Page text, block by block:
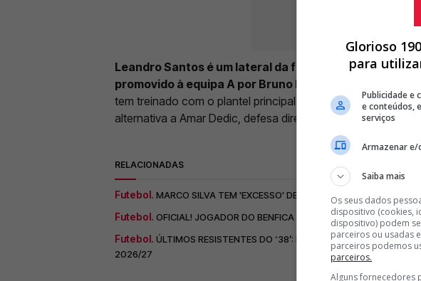
Leandro Santos é um lateral da formação do Benfica
promovido à equipa A por Bruno Lage.
tem treinado com o plantel principal desde a lesão de
alternativa a Amar Dedic, defesa direito contratado neste
RELACIONADAS
Futebol. MARCO SILVA TEM 'EXCESSO' DE OPÇÕES E BENFICA
Futebol. OFICIAL! JOGADOR DO BENFICA É CHAMADO À SELEÇÃO,
Futebol. ÚLTIMOS RESISTENTES DO ‘38’: DEPOIS DE OTAMENDI,
2026/27
Glorioso
para
Publicidade e
e conteúdos,
serviços
Armazenar e/
Saiba mais
Os seus dados
dispositivo (cookies,
dispositivo) podem
parceiros ou usadas
parceiros podemos
parceiros.
Alguns fornecedores